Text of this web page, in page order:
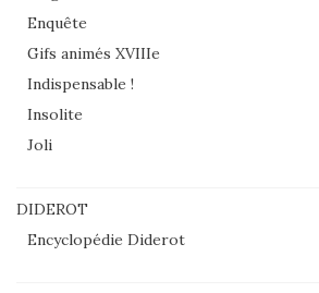
Enquête
Gifs animés XVIIIe
Indispensable !
Insolite
Joli
DIDEROT
Encyclopédie Diderot